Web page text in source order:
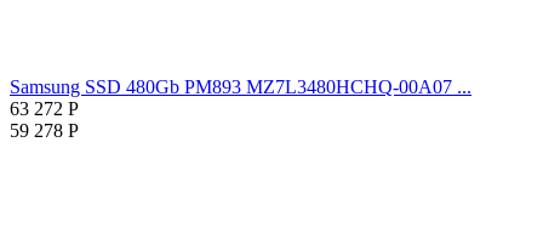
Samsung SSD 480Gb PM893 MZ7L3480HCHQ-00A07 ...
63 272 Р
59 278 Р